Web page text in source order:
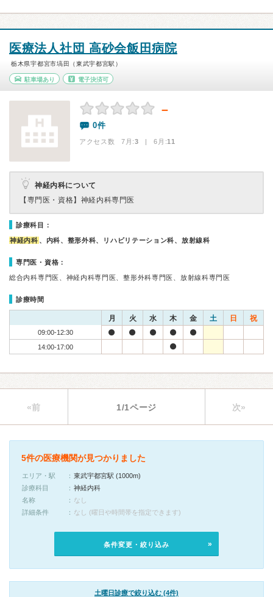
医療法人社団 高砂会飯田病院
栃木県宇都宮市塙田（東武宇都宮駅）
駐車場あり 電子決済可
－
0件
アクセス数 7月:3 | 6月:11
神経内科について
【専門医・資格】 神経内科専門医
診療科目：
神経内科 、内科、整形外科、リハビリテーション科、放射線科
専門医・資格：
総合内科専門医、神経内科専門医、整形外科専門医、放射線科専門医
診療時間
月 火 水 木 金 土 日 祝
09:00-12:30
14:00-17:00
«前 1/1ページ 次»
5件の医療機関が見つかりました
エリア・駅
東武宇都宮駅 (1000m)
診療科目
神経内科
名称
なし
詳細条件
なし (曜日や時間帯を指定できます)
条件変更・絞り込み
土曜日診療で絞り込む (4件)